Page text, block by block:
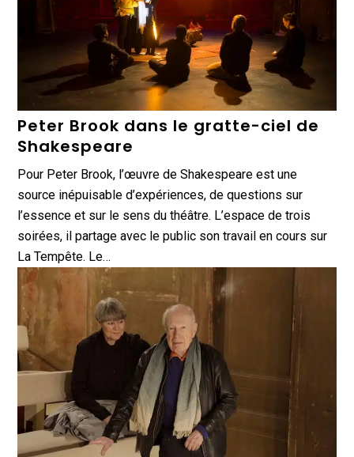
Peter Brook dans le gratte-ciel de
Shakespeare
Pour Peter Brook, l’œuvre de Shakespeare est une
source inépuisable d’expériences, de questions sur
l’essence et sur le sens du théâtre. L’espace de trois
soirées, il partage avec le public son travail en cours sur
La Tempête. Le…